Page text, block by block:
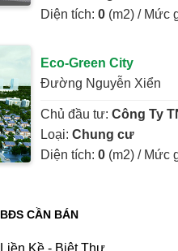
Diện tích: 0 (m2) / Mức
Eco-Green City
Đường Nguyễn Xiển
Chủ đầu tư: Công Ty
Loại: Chung cư
Diện tích: 0 (m2) / Mức
BĐS CẦN BÁN
Liền Kề - Biệt Thự